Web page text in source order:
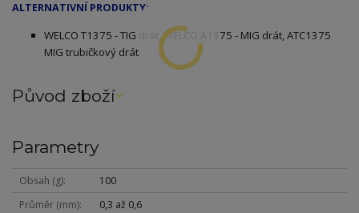
ALTERNATIVNÍ PRODUKTY:
WELCO T1375 - TIG drát, WELCO A1375 - MIG drát, ATC1375
MIG trubičkový drát.
Původ zboží
Parametry
Obsah (g)
100
Průměr (mm)
0,3 až 0,6